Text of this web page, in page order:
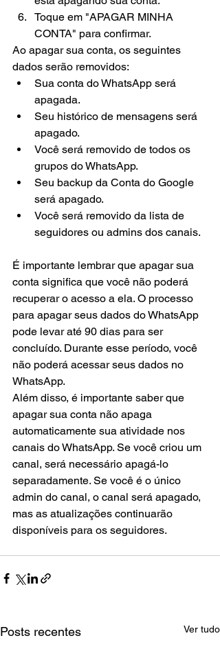
Toque em "APAGAR MINHA
CONTA" para confirmar.
Ao apagar sua conta, os seguintes
dados serão removidos:
Sua conta do WhatsApp será
apagada.
Seu histórico de mensagens será
apagado.
Você será removido de todos os
grupos do WhatsApp.
Seu backup da Conta do Google
será apagado.
Você será removido da lista de
seguidores ou admins dos canais.
É importante lembrar que apagar sua
conta significa que você não poderá
recuperar o acesso a ela. O processo
para apagar seus dados do WhatsApp
pode levar até 90 dias para ser
concluído. Durante esse período, você
não poderá acessar seus dados no
WhatsApp.
Além disso, é importante saber que
apagar sua conta não apaga
automaticamente sua atividade nos
canais do WhatsApp. Se você criou um
canal, será necessário apagá-lo
separadamente. Se você é o único
admin do canal, o canal será apagado,
mas as atualizações continuarão
disponíveis para os seguidores.
Posts recentes Ver tudo